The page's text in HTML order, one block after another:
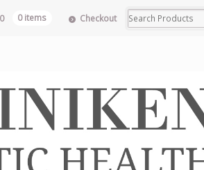
0 items Checkout